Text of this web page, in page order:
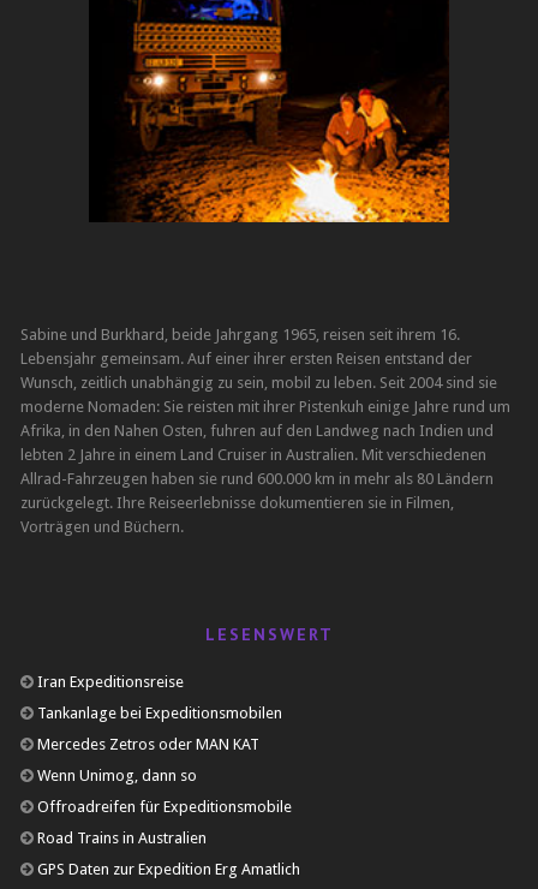
Sabine und Burkhard, beide Jahrgang 1965, reisen seit ihrem 16.
Lebensjahr gemeinsam. Auf einer ihrer ersten Reisen entstand der
Wunsch, zeitlich unabhängig zu sein, mobil zu leben. Seit 2004 sind sie
moderne Nomaden: Sie reisten mit ihrer Pistenkuh einige Jahre rund um
Afrika, in den Nahen Osten, fuhren auf den Landweg nach Indien und
lebten 2 Jahre in einem Land Cruiser in Australien. Mit verschiedenen
Allrad-Fahrzeugen haben sie rund 600.000 km in mehr als 80 Ländern
zurückgelegt. Ihre Reiseerlebnisse dokumentieren sie in Filmen,
Vorträgen und Büchern.
LESENSWERT
Iran Expeditionsreise
Tankanlage bei Expeditionsmobilen
Mercedes Zetros oder MAN KAT
Wenn Unimog, dann so
Offroadreifen für Expeditionsmobile
Road Trains in Australien
GPS Daten zur Expedition Erg Amatlich